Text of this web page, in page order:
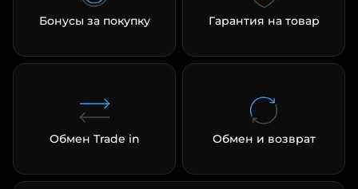
Бонусы за покупку Гарантия на товар
Обмен Trade in Обмен и возврат